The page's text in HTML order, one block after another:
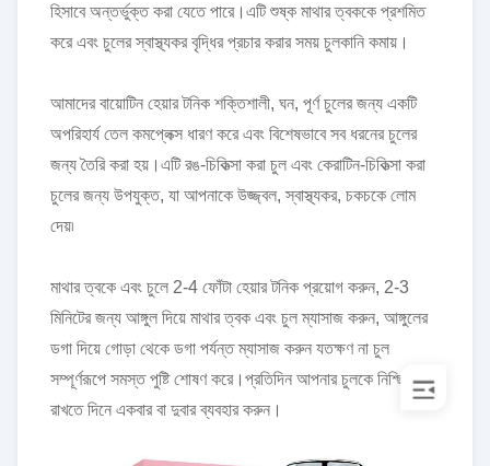
হিসাবে অন্তর্ভুক্ত করা যেতে পারে।এটি শুষ্ক মাথার ত্বককে প্রশমিত
করে এবং চুলের স্বাস্থ্যকর বৃদ্ধির প্রচার করার সময় চুলকানি কমায়।
আমাদের বায়োটিন হেয়ার টনিক শক্তিশালী, ঘন, পূর্ণ চুলের জন্য একটি
অপরিহার্য তেল কমপ্লেক্স ধারণ করে এবং বিশেষভাবে সব ধরনের চুলের
জন্য তৈরি করা হয়।এটি রঙ-চিকিত্সা করা চুল এবং কেরাটিন-চিকিত্সা করা
চুলের জন্য উপযুক্ত, যা আপনাকে উজ্জ্বল, স্বাস্থ্যকর, চকচকে লোম
দেয়৷
মাথার ত্বকে এবং চুলে 2-4 ফোঁটা হেয়ার টনিক প্রয়োগ করুন, 2-3
মিনিটের জন্য আঙ্গুল দিয়ে মাথার ত্বক এবং চুল ম্যাসাজ করুন, আঙ্গুলের
ডগা দিয়ে গোড়া থেকে ডগা পর্যন্ত ম্যাসাজ করুন যতক্ষণ না চুল
সম্পূর্ণরূপে সমস্ত পুষ্টি শোষণ করে।প্রতিদিন আপনার চুলকে নিশ্ছিদ্র
রাখতে দিনে একবার বা দুবার ব্যবহার করুন।